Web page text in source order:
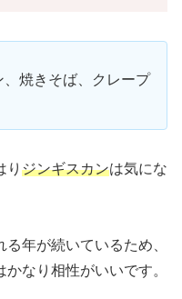
焼きそば、クレープ
り ジンギスカンは気にな
年が続いているため、
なり相性がいいです。